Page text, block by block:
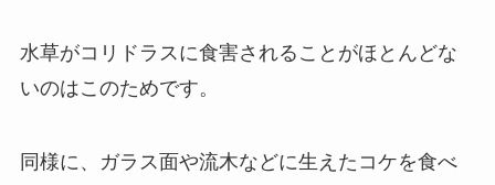
水草がコリドラスに食害されることがほとんどな
いのはこのためです。
同様に、ガラス面や流木などに生えたコケを食べ